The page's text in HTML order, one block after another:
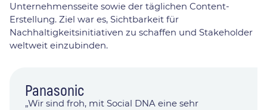
Panasonic
„Wir sind froh, mit Social DNA eine sehr
Unternehmensseite sowie der täglichen Content-
Erstellung. Ziel war es, Sichtbarkeit für
Nachhaltigkeitsinitiativen zu schaffen und Stakeholder
weltweit einzubinden.